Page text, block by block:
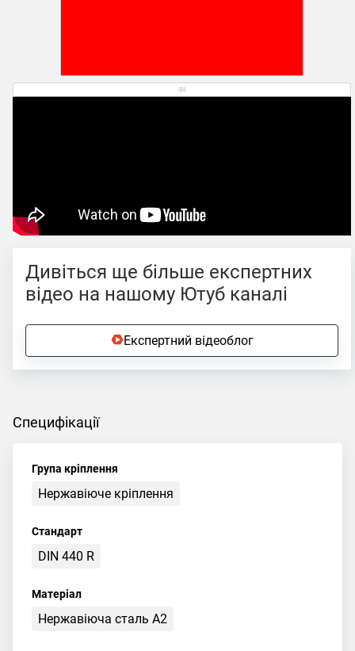
Дивіться ще більше експертних
відео на нашому Ютуб каналі
Експертний відеоблог
Специфікації
Група кріплення
Нержавіюче кріплення
Стандарт
DIN 440 R
Матеріал
Нержавіюча сталь А2